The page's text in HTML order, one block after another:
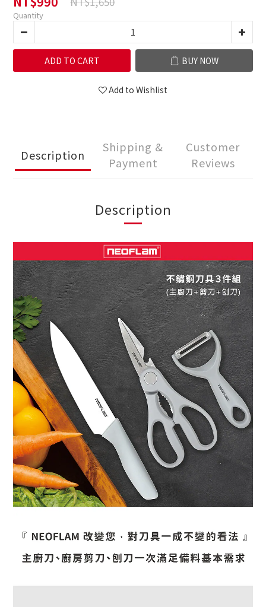
Quantity
ADD TO CART BUY NOW
Add to Wishlist
Description
Shipping &
Payment
Customer
Reviews
Description